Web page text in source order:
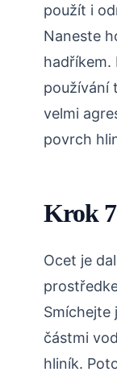
použít i
Naneste
hadříkem.
používání
velmi
povrch
Krok
Ocet je
Smíchejte
částmi
hliník.